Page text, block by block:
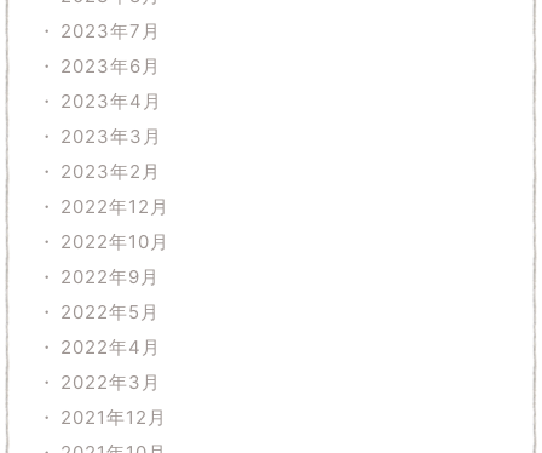
2023年7月
2023年6月
2023年4月
2023年3月
2023年2月
2022年12月
2022年10月
2022年9月
2022年5月
2022年4月
2022年3月
2021年12月